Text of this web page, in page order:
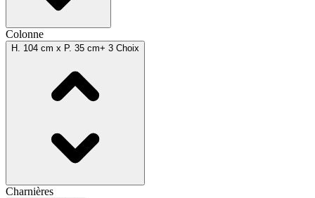
Colonne
H. 104 cm x P. 35 cm+ 3 Choix
Charnières